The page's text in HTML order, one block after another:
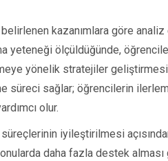
kazanımlara göre
yeteneği ölçüldüğünde,
yönelik stratejiler
süreci sağlar; öğrencilerin
olur.
iyileştirilmesi
daha fazla destek